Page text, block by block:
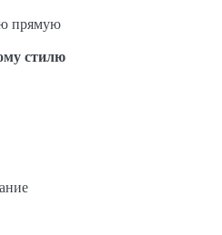
прямую
стилю